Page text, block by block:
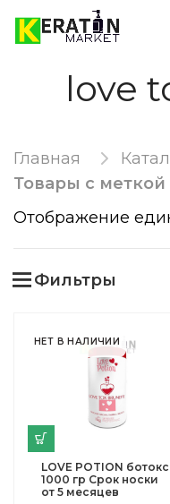
love
Главная
Товары с меткой
Отображение
Фильтры
НЕТ В НАЛИЧИИ
LOVE POTION ботокс
1000 гр Срок носки
от 5 месяцев